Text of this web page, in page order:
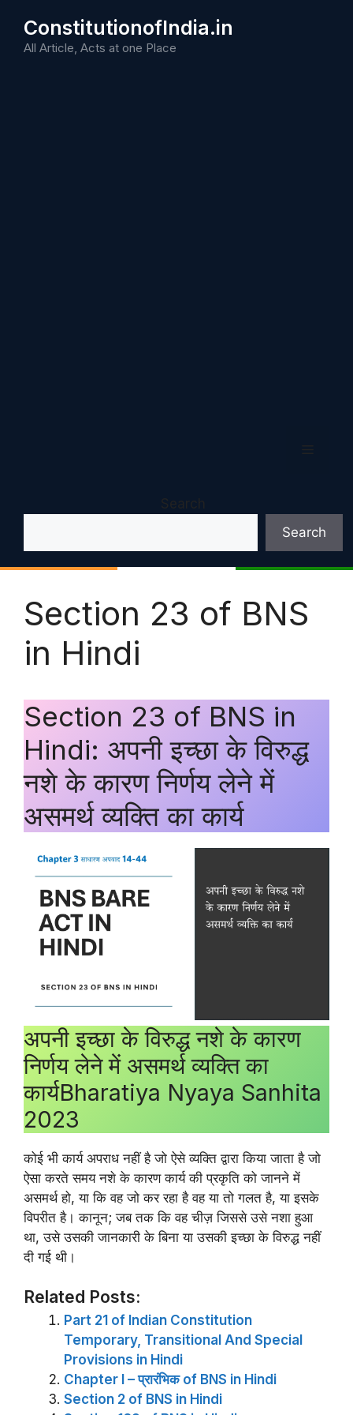
content
ConstitutionofIndia.in
All Article, Acts at one Place
Search
Search
Section 23 of BNS
in Hindi
Section 23 of BNS in
Hindi: अपनी इच्छा के विरुद्ध
नशे के कारण निर्णय लेने में
असमर्थ व्यक्ति का कार्य
अपनी इच्छा के विरुद्ध नशे के कारण
निर्णय लेने में असमर्थ व्यक्ति का
कार्यBharatiya Nyaya Sanhita
2023
कोई भी कार्य अपराध नहीं है जो ऐसे व्यक्ति द्वारा किया जाता है जो
ऐसा करते समय नशे के कारण कार्य की प्रकृति को जानने में
असमर्थ हो, या कि वह जो कर रहा है वह या तो गलत है, या इसके
विपरीत है। कानून; जब तक कि वह चीज़ जिससे उसे नशा हुआ
था, उसे उसकी जानकारी के बिना या उसकी इच्छा के विरुद्ध नहीं
दी गई थी।
Related Posts:
Part 21 of Indian Constitution
Temporary, Transitional And Special
Provisions in Hindi
Chapter I – प्रारंभिक of BNS in Hindi
Section 2 of BNS in Hindi